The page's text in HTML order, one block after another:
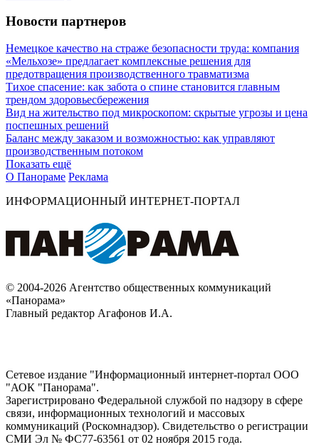
Новости партнеров
Немецкое качество на страже безопасности труда: компания
«Мельхозе» предлагает комплексные решения для
предотвращения производственного травматизма
Тихое спасение: как забота о спине становится главным
трендом здоровьесбережения
Вид на жительство под микроскопом: скрытые угрозы и цена
поспешных решений
Баланс между заказом и возможностью: как управляют
производственным потоком
Показать ещё
О Панораме Реклама
ИНФОРМАЦИОННЫЙ ИНТЕРНЕТ-ПОРТАЛ
© 2004-2026 Агентство общественных коммуникаций
«Панорама»
Главный редактор Агафонов И.А.
Сетевое издание "Информационный интернет-портал ООО
"АОК "Панорама".
Зарегистрировано Федеральной службой по надзору в сфере
связи, информационных технологий и массовых
коммуникаций (Роскомнадзор). Cвидетельство о регистрации
СМИ Эл № ФС77-63561 от 02 ноября 2015 года.